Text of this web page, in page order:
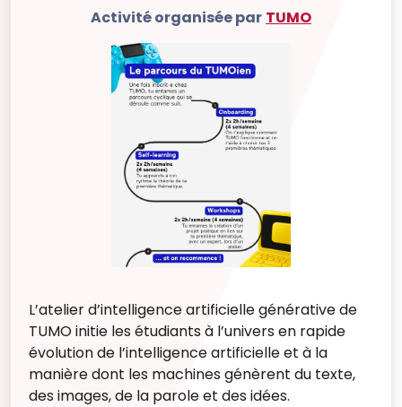
Activité organisée par TUMO
L’atelier d’intelligence artificielle générative de
TUMO initie les étudiants à l’univers en rapide
évolution de l’intelligence artificielle et à la
manière dont les machines génèrent du texte,
des images, de la parole et des idées.